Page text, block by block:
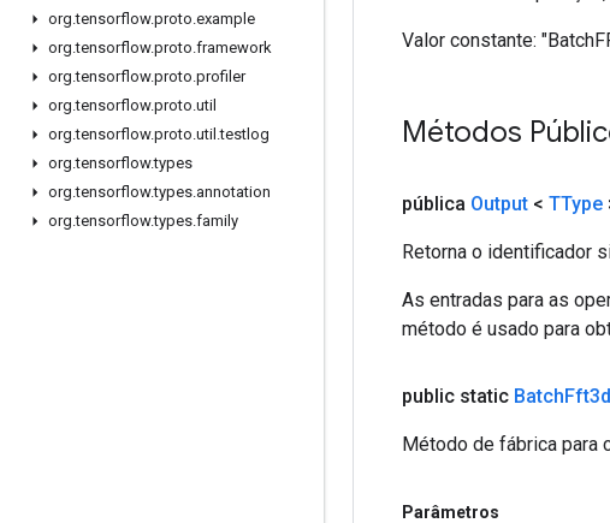
org.tensorflow.proto.example
org.tensorflow.proto.framework
org.tensorflow.proto.profiler
org.tensorflow.proto.util
org.tensorflow.proto.util .testlog
org.tensorflow.types
org.tensorflow.types.annotation
org.tensorflow.types.family
Valor constante:
Métodos
pública Output < TType
Retorna o identificador
As entradas para as
método é usado para
public static BatchFft3d
Método de fábrica para
Parâmetros